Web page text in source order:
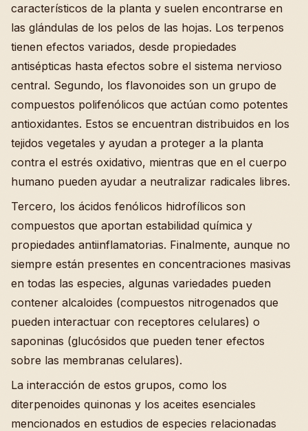
característicos de la planta y suelen encontrarse en
las glándulas de los pelos de las hojas. Los terpenos
tienen efectos variados, desde propiedades
antisépticas hasta efectos sobre el sistema nervioso
central. Segundo, los flavonoides son un grupo de
compuestos polifenólicos que actúan como potentes
antioxidantes. Estos se encuentran distribuidos en los
tejidos vegetales y ayudan a proteger a la planta
contra el estrés oxidativo, mientras que en el cuerpo
humano pueden ayudar a neutralizar radicales libres.
Tercero, los ácidos fenólicos hidrofílicos son
compuestos que aportan estabilidad química y
propiedades antiinflamatorias. Finalmente, aunque no
siempre están presentes en concentraciones masivas
en todas las especies, algunas variedades pueden
contener alcaloides (compuestos nitrogenados que
pueden interactuar con receptores celulares) o
saponinas (glucósidos que pueden tener efectos
sobre las membranas celulares).
La interacción de estos grupos, como los
diterpenoides quinonas y los aceites esenciales
mencionados en estudios de especies relacionadas